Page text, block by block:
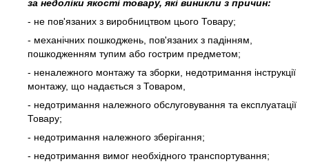
за недоліки якості товару, які виникли з причин:
- не пов'язаних з виробництвом цього Товару;
- механічних пошкоджень, пов'язаних з падінням,
пошкодженням тупим або гострим предметом;
- неналежного монтажу та зборки, недотримання інструкції
монтажу, що надається з Товаром,
- недотримання належного обслуговування та експлуатації
Товару;
- недотримання належного зберігання;
- недотримання вимог необхідного транспортування;